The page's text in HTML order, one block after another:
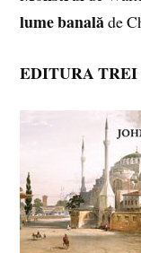
lume banalăde
EDITURA